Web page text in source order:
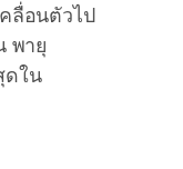
ลื่อนตัวไป
พายุ
ดใน